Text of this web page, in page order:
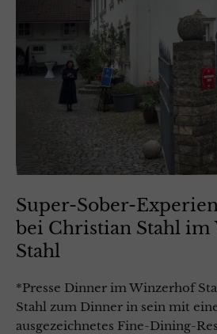
Super-Sober-
bei Christian Stahl
Stahl
*Presse Dinner im Winzerhof
Stahl zum Dinner in sein mit
ausgezeichnetes Fine-Dining-